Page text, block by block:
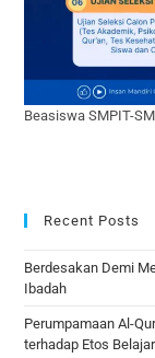
Beasiswa SMPIT-
Recent Posts
Berdesakan Demi
Ibadah
Perumpamaan Al-
terhadap Etos